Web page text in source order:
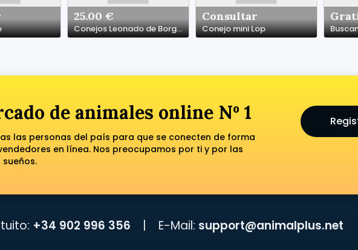
25.00 €
Conejos Leonado de Borgoña pura raza
Consultar
Conejo mini Lop
de animales online Nº 1
las personas del país para que se conecten de forma
en línea. Nos preocupamos por ti y por las
+34 902 996 356 E-Mail: support@animalplus.net